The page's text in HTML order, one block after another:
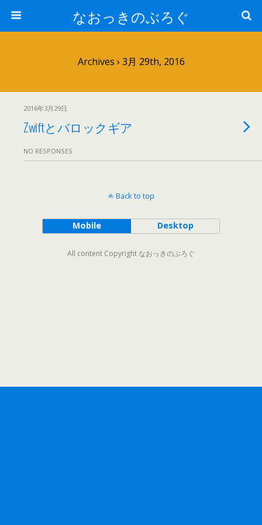
なおっきのぶろぐ
Archives › 3月 29th, 2016
2016年3月29日
Zwiftとバロックギア
NO RESPONSES
Back to top
Mobile Desktop
All content Copyright なおっきのぶろぐ